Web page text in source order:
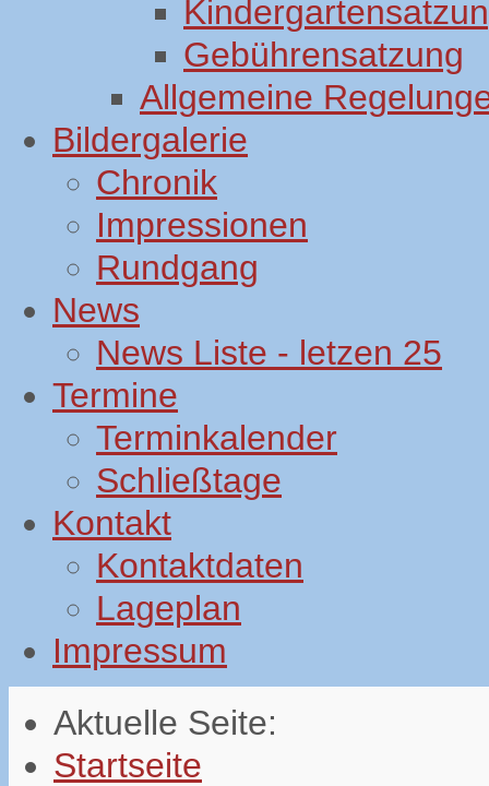
Gebührensatzung
Allgemeine
Bildergalerie
Chronik
Impressionen
Rundgang
News
News Liste - letzen 25
Termine
Terminkalender
Schließtage
Kontakt
Kontaktdaten
Lageplan
Impressum
Aktuelle Seite:
Startseite